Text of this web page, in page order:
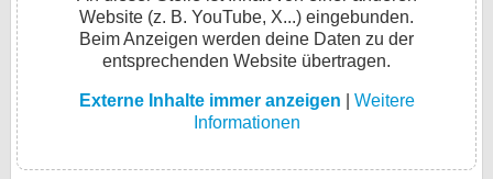
Website (z. B. YouTube, X...) eingebunden.
Beim Anzeigen werden deine Daten zu der
entsprechenden Website übertragen.
Externe Inhalte immer anzeigen
Weitere
Informationen